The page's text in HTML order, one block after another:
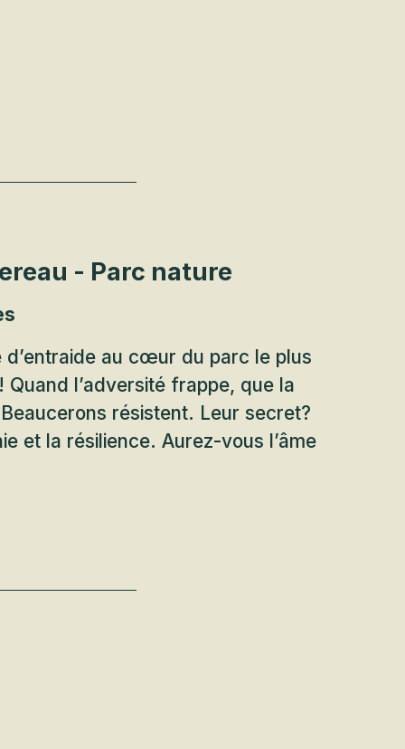
- Parc nature
au cœur du parc le plus
Quand l’adversité frappe, que la
résistent. Leur secret?
et la résilience. Aurez-vous l’âme